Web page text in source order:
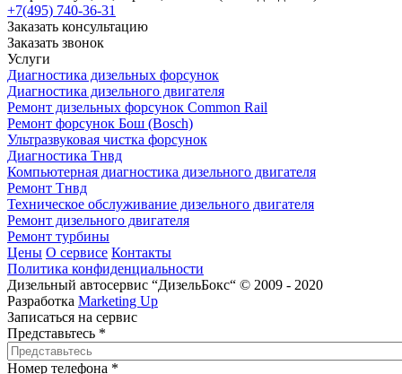
+7(495) 740-36-31
Заказать консультацию
Заказать звонок
Услуги
Диагностика дизельных форсунок
Диагностика дизельного двигателя
Ремонт дизельных форсунок Common Rail
Ремонт форсунок Бош (Bosch)
Ультразвуковая чистка форсунок
Диагностика Тнвд
Компьютерная диагностика дизельного двигателя
Ремонт Тнвд
Техническое обслуживание дизельного двигателя
Ремонт дизельного двигателя
Ремонт турбины
Цены О сервисе Контакты
Политика конфиденциальности
Дизельный автосервис “ДизельБокс“ © 2009 - 2020
Разработка Marketing Up
Записаться на сервис
Представьтесь *
Номер телефона *